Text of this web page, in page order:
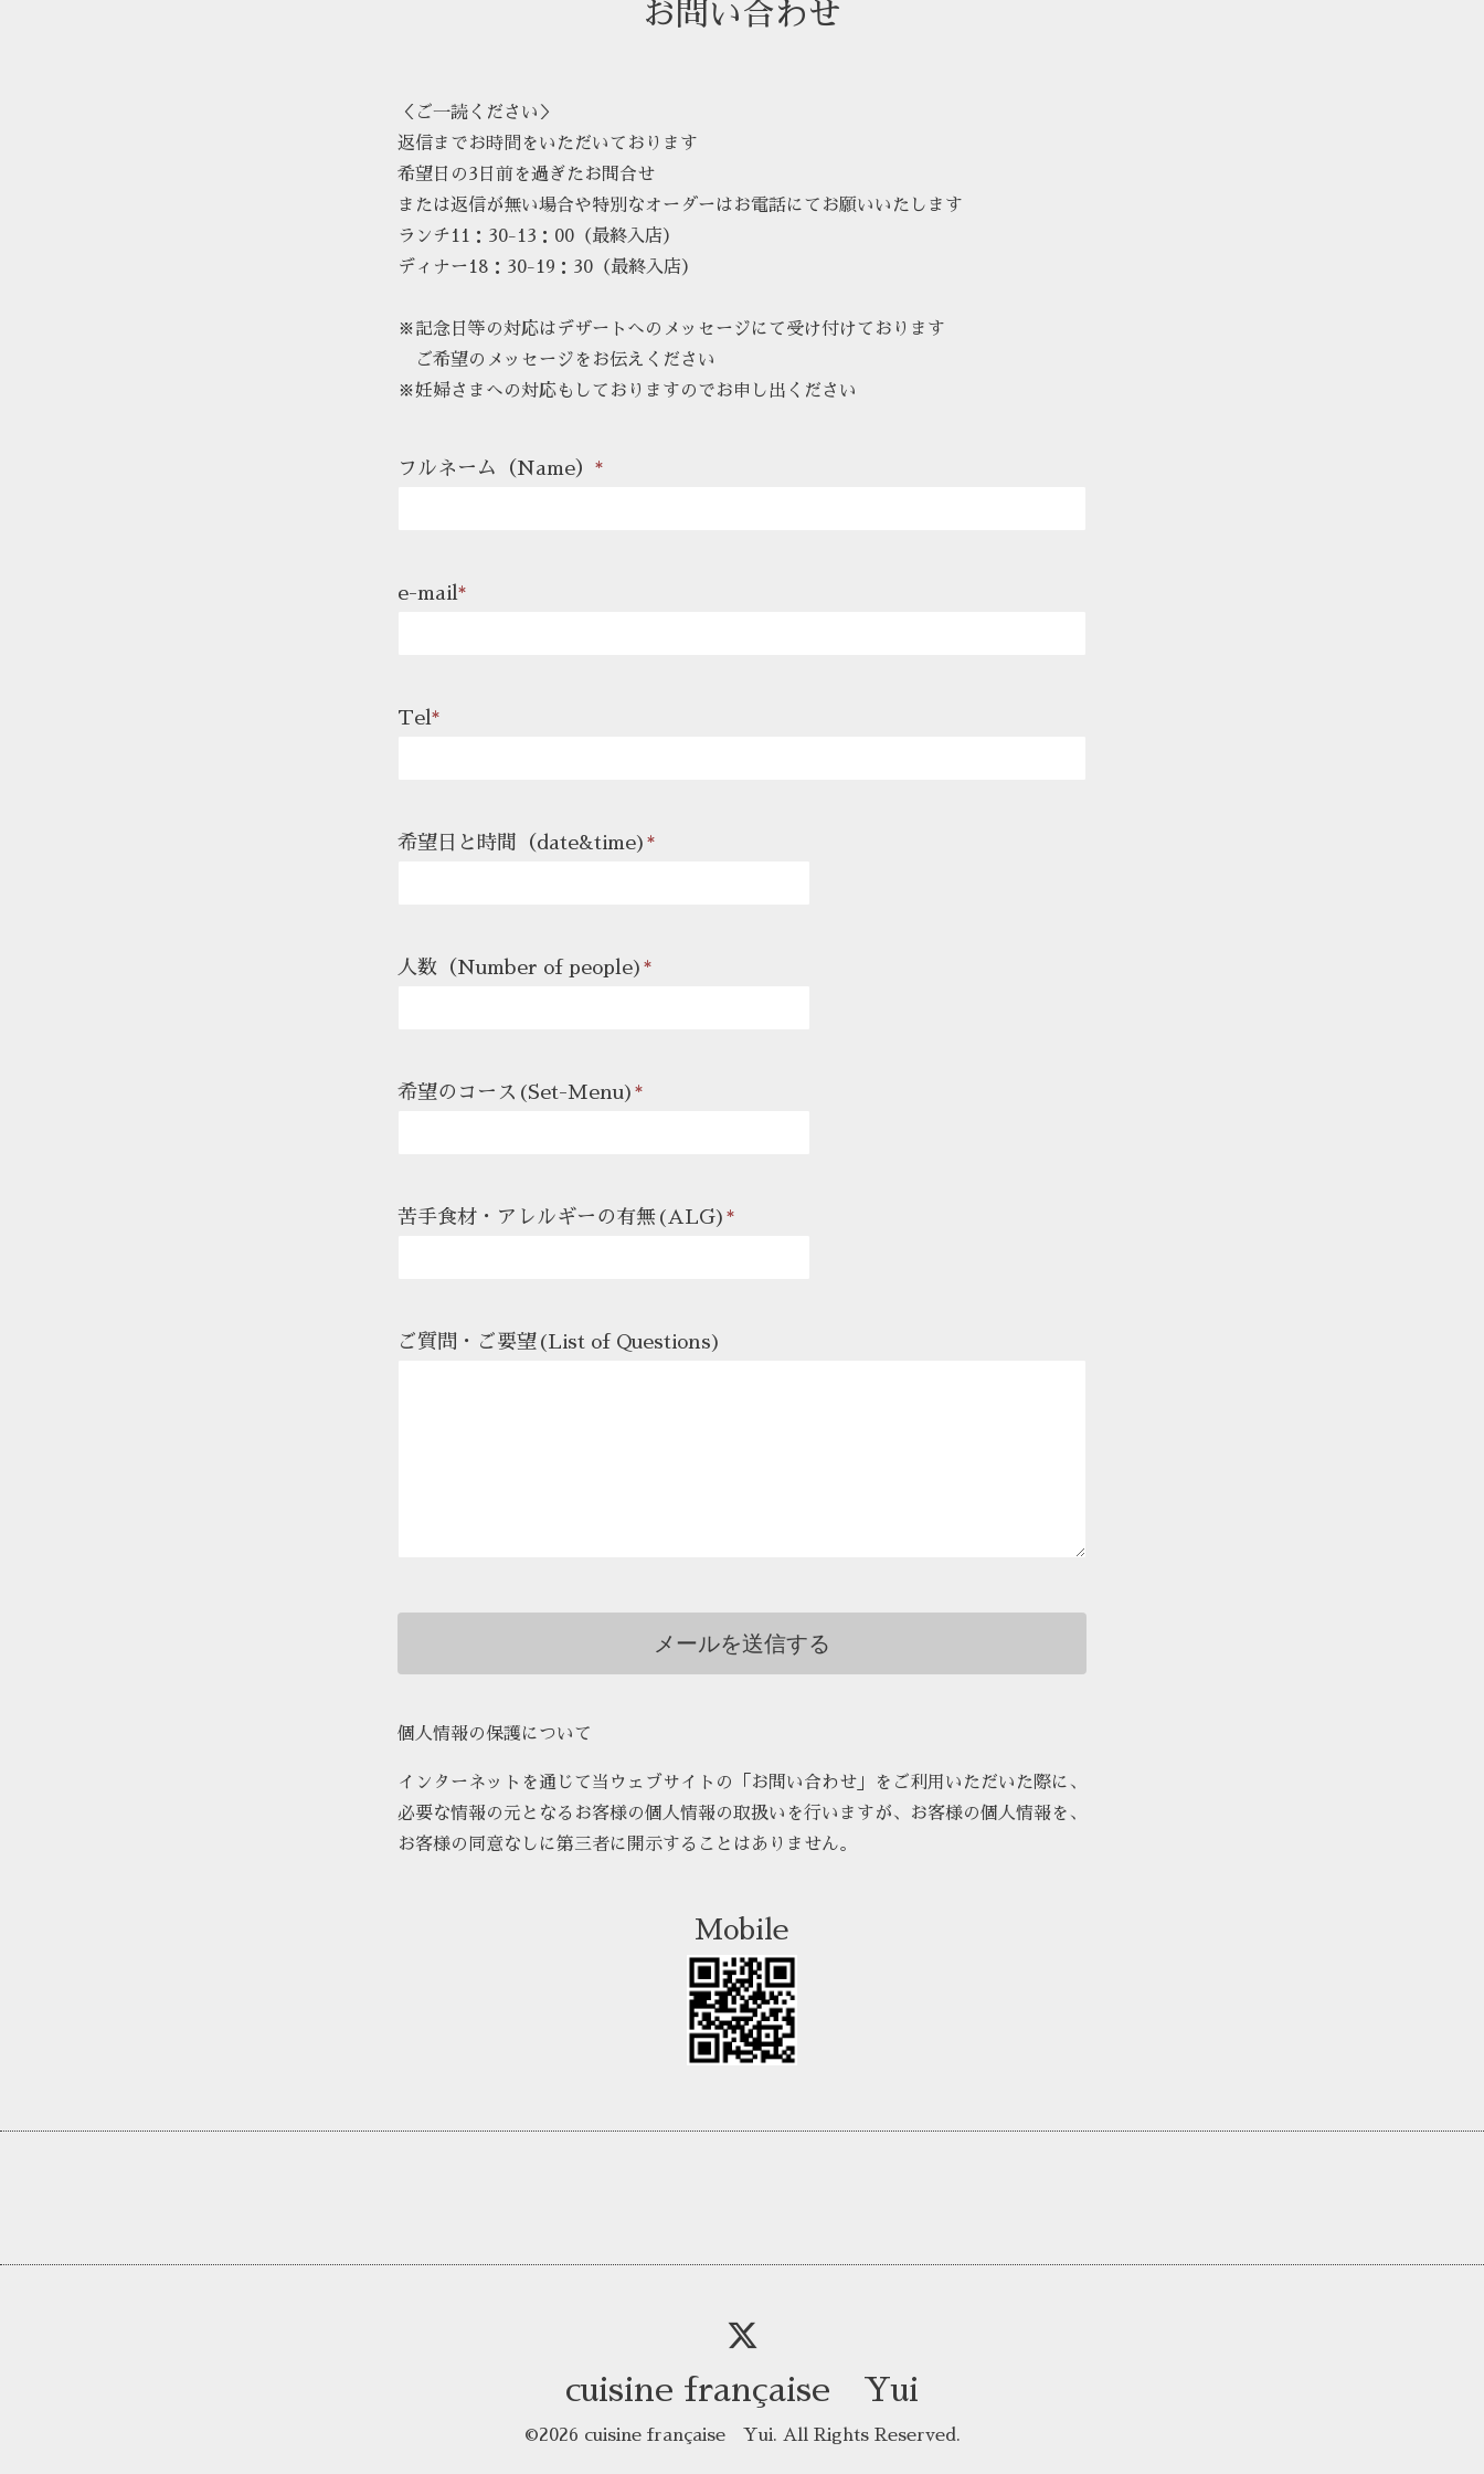
お問い合わせ
＜ご一読ください＞
返信までお時間をいただいております
希望日の3日前を過ぎたお問合せ
または返信が無い場合や特別なオーダーはお電話にてお願いいたします
ランチ11：30-13：00（最終入店）
ディナー18：30-19：30（最終入店）
※記念日等の対応はデザートへのメッセージにて受け付けております
ご希望のメッセージをお伝えください
※妊婦さまへの対応もしておりますのでお申し出ください
フルネーム（Name） *
e-mail *
Tel *
希望日と時間（date&time) *
人数（Number of people) *
希望のコース(Set-Menu) *
苦手食材・アレルギーの有無(ALG) *
ご質問・ご要望(List of Questions)
個人情報の保護について
インターネットを通じて当ウェブサイトの「お問い合わせ」をご利用いただいた際に、
必要な情報の元となるお客様の個人情報の取扱いを行いますが、お客様の個人情報を、
お客様の同意なしに第三者に開示することはありません。
Mobile
cuisine française Yui
©2026 cuisine française Yui. All Rights Reserved.